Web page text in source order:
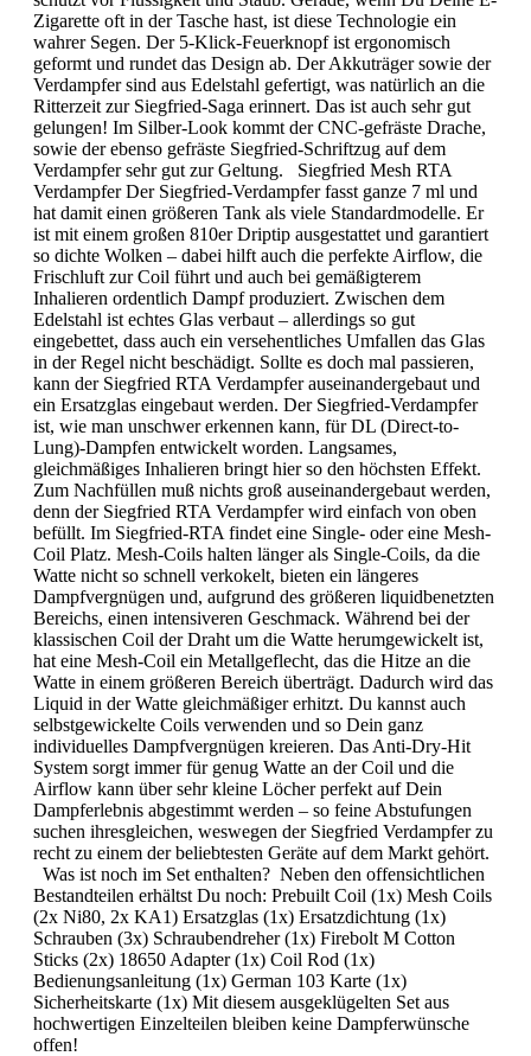
Zigarette oft in der Tasche hast, ist diese Technologie ein
wahrer Segen. Der 5-Klick-Feuerknopf ist ergonomisch
geformt und rundet das Design ab. Der Akkuträger sowie der
Verdampfer sind aus Edelstahl gefertigt, was natürlich an die
Ritterzeit zur Siegfried-Saga erinnert. Das ist auch sehr gut
gelungen! Im Silber-Look kommt der CNC-gefräste Drache,
sowie der ebenso gefräste Siegfried-Schriftzug auf dem
Verdampfer sehr gut zur Geltung. Siegfried Mesh RTA
Verdampfer Der Siegfried-Verdampfer fasst ganze 7 ml und
hat damit einen größeren Tank als viele Standardmodelle. Er
ist mit einem großen 810er Driptip ausgestattet und garantiert
so dichte Wolken – dabei hilft auch die perfekte Airflow, die
Frischluft zur Coil führt und auch bei gemäßigterem
Inhalieren ordentlich Dampf produziert. Zwischen dem
Edelstahl ist echtes Glas verbaut – allerdings so gut
eingebettet, dass auch ein versehentliches Umfallen das Glas
in der Regel nicht beschädigt. Sollte es doch mal passieren,
kann der Siegfried RTA Verdampfer auseinandergebaut und
ein Ersatzglas eingebaut werden. Der Siegfried-Verdampfer
ist, wie man unschwer erkennen kann, für DL (Direct-to-
Lung)-Dampfen entwickelt worden. Langsames,
gleichmäßiges Inhalieren bringt hier so den höchsten Effekt.
Zum Nachfüllen muß nichts groß auseinandergebaut werden,
denn der Siegfried RTA Verdampfer wird einfach von oben
befüllt. Im Siegfried-RTA findet eine Single- oder eine Mesh-
Coil Platz. Mesh-Coils halten länger als Single-Coils, da die
Watte nicht so schnell verkokelt, bieten ein längeres
Dampfvergnügen und, aufgrund des größeren liquidbenetzten
Bereichs, einen intensiveren Geschmack. Während bei der
klassischen Coil der Draht um die Watte herumgewickelt ist,
hat eine Mesh-Coil ein Metallgeflecht, das die Hitze an die
Watte in einem größeren Bereich überträgt. Dadurch wird das
Liquid in der Watte gleichmäßiger erhitzt. Du kannst auch
selbstgewickelte Coils verwenden und so Dein ganz
individuelles Dampfvergnügen kreieren. Das Anti-Dry-Hit
System sorgt immer für genug Watte an der Coil und die
Airflow kann über sehr kleine Löcher perfekt auf Dein
Dampferlebnis abgestimmt werden – so feine Abstufungen
suchen ihresgleichen, weswegen der Siegfried Verdampfer zu
recht zu einem der beliebtesten Geräte auf dem Markt gehört.
Was ist noch im Set enthalten? Neben den offensichtlichen
Bestandteilen erhältst Du noch: Prebuilt Coil (1x) Mesh Coils
(2x Ni80, 2x KA1) Ersatzglas (1x) Ersatzdichtung (1x)
Schrauben (3x) Schraubendreher (1x) Firebolt M Cotton
Sticks (2x) 18650 Adapter (1x) Coil Rod (1x)
Bedienungsanleitung (1x) German 103 Karte (1x)
Sicherheitskarte (1x) Mit diesem ausgeklügelten Set aus
hochwertigen Einzelteilen bleiben keine Dampferwünsche
offen!